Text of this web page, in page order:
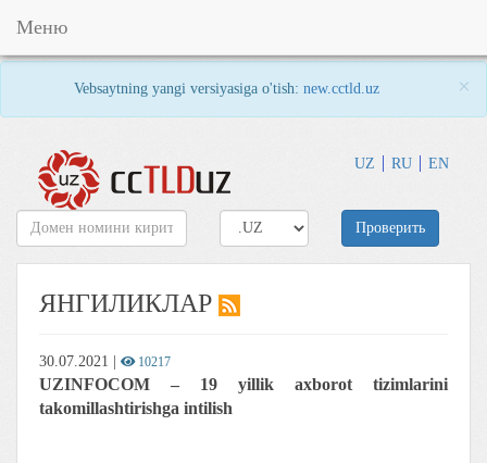
Vebsaytning yangi versiyasiga o'tish: new.cctld.uz ×
UZ RU EN
Меню
Проверить
ЯНГИЛИКЛАР
30.07.2021 10217
UZINFOCOM – 19 yillik axborot tizimlarini
takomillashtirishga intilish